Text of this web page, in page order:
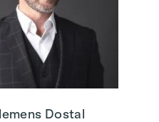
Dostal